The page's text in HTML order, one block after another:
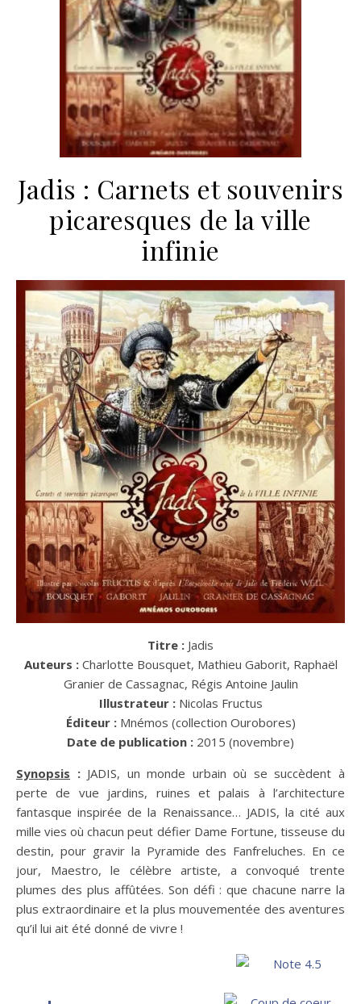
Jadis : Carnets et souvenirs
picaresques de la ville
infinie
Titre : Jadis
Auteurs : Charlotte Bousquet, Mathieu Gaborit, Raphaël
Granier de Cassagnac, Régis Antoine Jaulin
Illustrateur : Nicolas Fructus
Éditeur : Mnémos (collection Ourobores)
Date de publication : 2015 (novembre)
Synopsis : JADIS, un monde urbain où se succèdent à
perte de vue jardins, ruines et palais à l’architecture
fantasque inspirée de la Renaissance… JADIS, la cité aux
mille vies où chacun peut défier Dame Fortune, tisseuse du
destin, pour gravir la Pyramide des Fanfreluches. En ce
jour, Maestro, le célèbre artiste, a convoqué trente
plumes des plus affûtées. Son défi : que chacune narre la
plus extraordinaire et la plus mouvementée des aventures
qu’il lui ait été donné de vivre !